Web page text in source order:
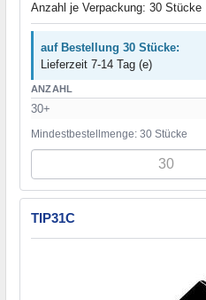
Anzahl je Verpackung: 30 Stücke
auf Bestellung 30 Stücke:
Lieferzeit 7-14 Tag (e)
ANZAHL
30+
Mindestbestellmenge: 30 Stücke
TIP31C